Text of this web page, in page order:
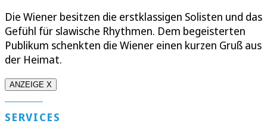
Die Wiener besitzen die erstklassigen Solisten und das
Gefühl für slawische Rhythmen. Dem begeisterten
Publikum schenkten die Wiener einen kurzen Gruß aus
der Heimat.
ANZEIGE X
SERVICES